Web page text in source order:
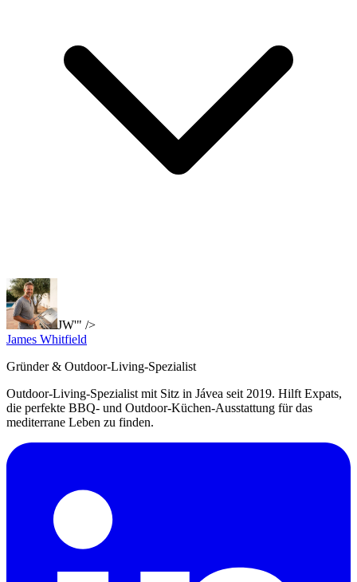
JW'" />
James Whitfield
Gründer & Outdoor-Living-Spezialist
Outdoor-Living-Spezialist mit Sitz in Jávea seit 2019. Hilft Expats,
die perfekte BBQ- und Outdoor-Küchen-Ausstattung für das
mediterrane Leben zu finden.